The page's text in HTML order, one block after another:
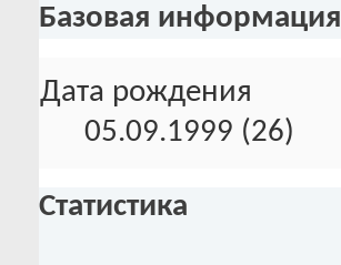
Базовая информация
Дата рождения
05.09.1999 (26)
Статистика